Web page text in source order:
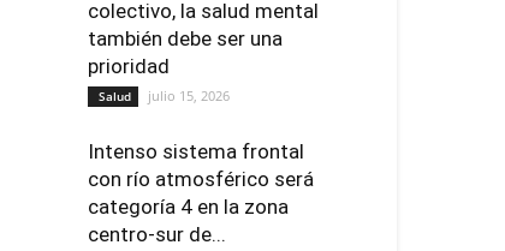
colectivo, la salud mental
también debe ser una
prioridad
Salud julio 15, 2026
Intenso sistema frontal
con río atmosférico será
categoría 4 en la zona
centro-sur de...